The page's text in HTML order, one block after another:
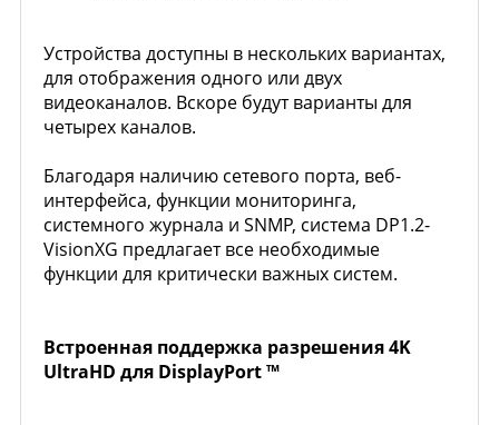
Устройства доступны в нескольких вариантах,
для отображения одного или двух
видеоканалов. Вскоре будут варианты для
четырех каналов.
Благодаря наличию сетевого порта, веб-
интерфейса, функции мониторинга,
системного журнала и SNMP, система DP1.2-
VisionXG предлагает все необходимые
функции для критически важных систем.
Встроенная поддержка разрешения 4K
UltraHD для DisplayPort ™